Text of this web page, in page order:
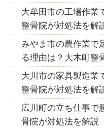
大牟田市の工場作業
整骨院が対処法を解
みやま市の農作業で
る理由は？大木町整
大川市の家具製造業
整骨院が対処法を解
広川町の立ち仕事で
骨院が対処法を解説